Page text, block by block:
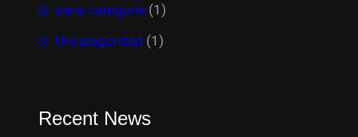
sans-categorie (1)
Uncategorized (1)
Recent News